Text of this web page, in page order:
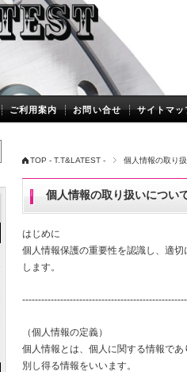
ご利用案内 お問い合せ サイトマッ
TOP - T.T&LATEST - 個人情報の取り
個人情報の取り扱いについ
はじめに
個人情報保護の重要性を認識し、適
します。
（個人情報の定義）
個人情報とは、個人に関する情報で
別し得る情報をいいます。